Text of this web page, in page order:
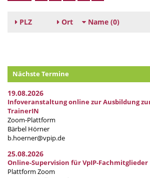
PLZ Ort Name (0)
Nächste Termine
19.08.2026
Infoveranstaltung online zur Ausbildung
TrainerIN
Zoom-Plattform
Bärbel Hörner
b.hoerner@vpip.de
25.08.2026
Online-Supervision für VpIP-Fachmitglieder
Plattform Zoom